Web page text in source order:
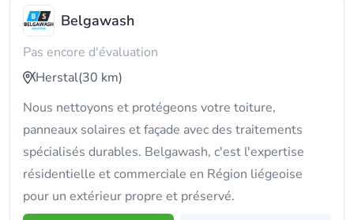
Belgawash
Pas encore d'évaluation
Herstal(30 km)
Nous nettoyons et protégeons votre toiture,
panneaux solaires et façade avec des traitements
spécialisés durables. Belgawash, c'est l'expertise
résidentielle et commerciale en Région liégeoise
pour un extérieur propre et préservé.